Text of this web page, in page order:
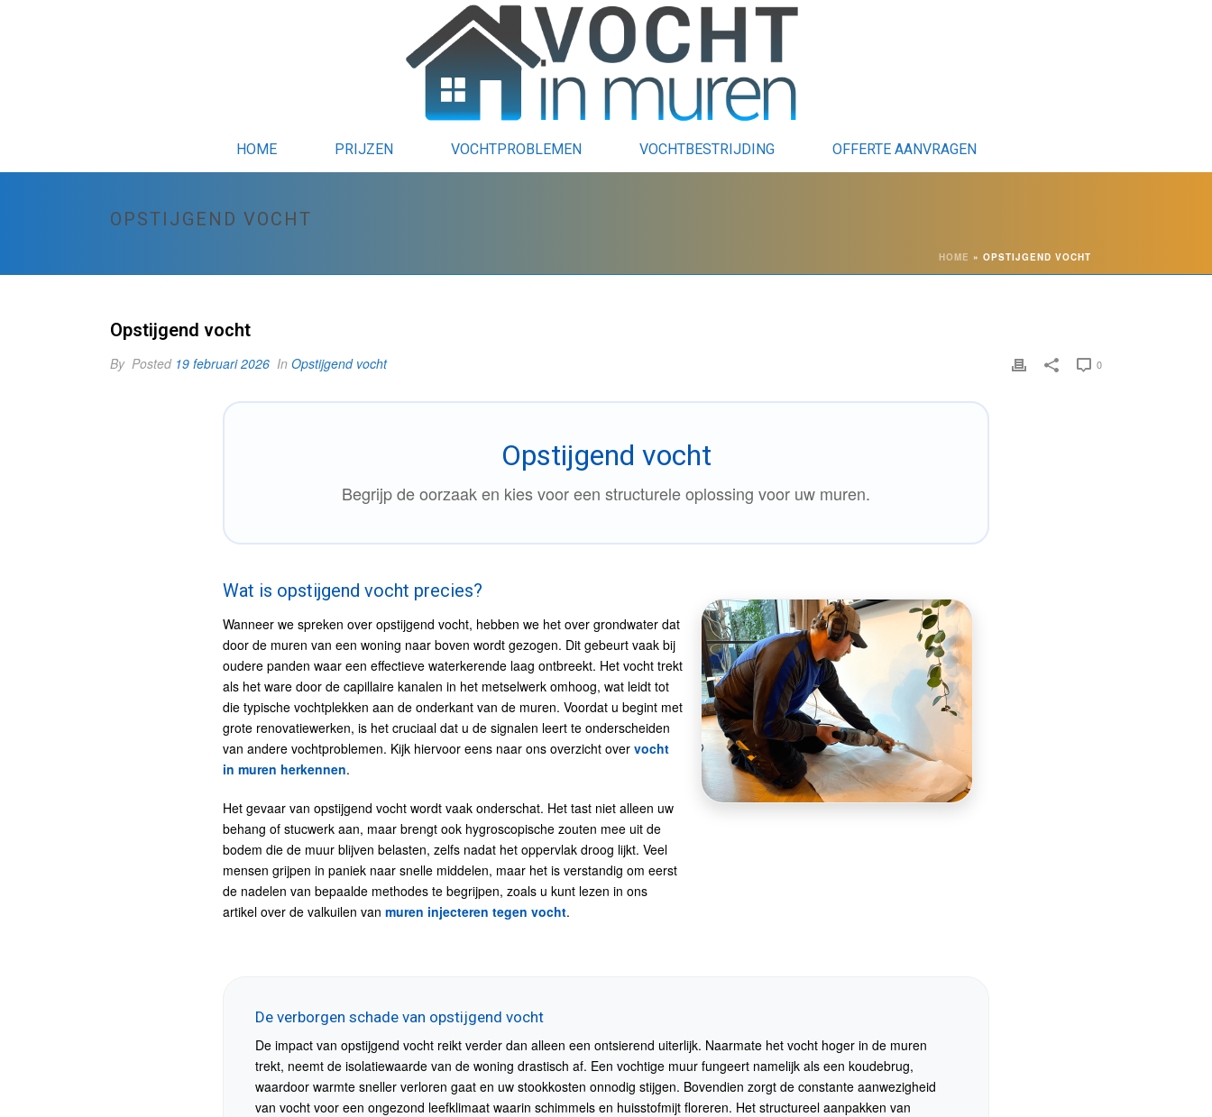
HOME PRIJZEN VOCHTPROBLEMEN VOCHTBESTRIJDING OFFERTE AANVRAGEN
OPSTIJGEND VOCHT
HOME » OPSTIJGEND VOCHT
Opstijgend vocht
By Posted 19 februari 2026 In Opstijgend vocht 0
Opstijgend vocht
Begrijp de oorzaak en kies voor een structurele oplossing voor uw muren.
Wat is opstijgend vocht precies?
Wanneer we spreken over opstijgend vocht, hebben we het over grondwater dat
door de muren van een woning naar boven wordt gezogen. Dit gebeurt vaak bij
oudere panden waar een effectieve waterkerende laag ontbreekt. Het vocht trekt
als het ware door de capillaire kanalen in het metselwerk omhoog, wat leidt tot
die typische vochtplekken aan de onderkant van de muren. Voordat u begint met
grote renovatiewerken, is het cruciaal dat u de signalen leert te onderscheiden
van andere vochtproblemen. Kijk hiervoor eens naar ons overzicht over vocht
in muren herkennen.
Het gevaar van opstijgend vocht wordt vaak onderschat. Het tast niet alleen uw
behang of stucwerk aan, maar brengt ook hygroscopische zouten mee uit de
bodem die de muur blijven belasten, zelfs nadat het oppervlak droog lijkt. Veel
mensen grijpen in paniek naar snelle middelen, maar het is verstandig om eerst
de nadelen van bepaalde methodes te begrijpen, zoals u kunt lezen in ons
artikel over de valkuilen van muren injecteren tegen vocht.
De verborgen schade van opstijgend vocht
De impact van opstijgend vocht reikt verder dan alleen een ontsierend uiterlijk. Naarmate het vocht hoger in de muren
trekt, neemt de isolatiewaarde van de woning drastisch af. Een vochtige muur fungeert namelijk als een koudebrug,
waardoor warmte sneller verloren gaat en uw stookkosten onnodig stijgen. Bovendien zorgt de constante aanwezigheid
van vocht voor een ongezond leefklimaat waarin schimmels en huisstofmijt floreren. Het structureel aanpakken van